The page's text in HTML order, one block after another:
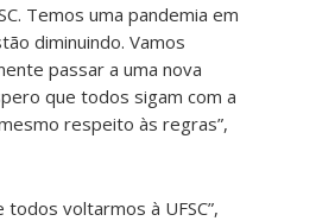
Temos uma pandemia em
diminuindo. Vamos
passar a uma nova
que todos sigam com a
respeito às regras”,
todos voltarmos à UFSC”,